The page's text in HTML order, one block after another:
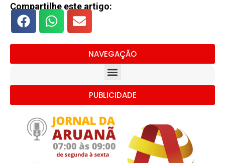
Compartilhe este artigo:
NAVEGAÇÃO
PUBLICIDADE